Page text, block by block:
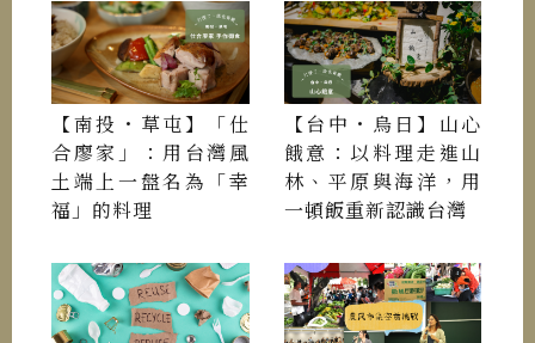
【南投・草屯】「仕
合廖家」：用台灣風
土端上一盤名為「幸
福」的料理
【台中・烏日】山心
餓意：以料理走進山
林、平原與海洋，用
一頓飯重新認識台灣